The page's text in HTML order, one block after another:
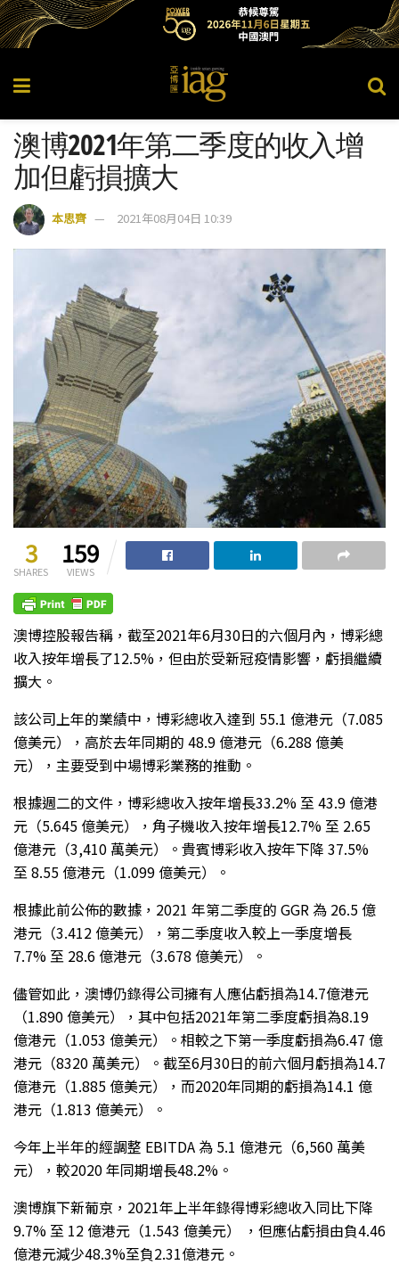
澳博2021年第二季度的收入增
加但虧損擴大
本思齊 2021年08月04日 10:39
3
SHARES
159
VIEWS
澳博控股報告稱，截至2021年6月30日的六個月內，博彩總
收入按年增長了12.5%，但由於受新冠疫情影響，虧損繼續
擴大。
該公司上年的業績中，博彩總收入達到 55.1 億港元（7.085
億美元），高於去年同期的 48.9 億港元（6.288 億美
元），主要受到中場博彩業務的推動。
根據週二的文件，博彩總收入按年增長33.2% 至 43.9 億港
元（5.645 億美元），角子機收入按年增長12.7% 至 2.65
億港元（3,410 萬美元）。貴賓博彩收入按年下降 37.5%
至 8.55 億港元（1.099 億美元）。
根據此前公佈的數據，2021 年第二季度的 GGR 為 26.5 億
港元（3.412 億美元），第二季度收入較上一季度增長
7.7% 至 28.6 億港元（3.678 億美元）。
儘管如此，澳博仍錄得公司擁有人應佔虧損為14.7億港元
（1.890 億美元），其中包括2021年第二季度虧損為8.19
億港元（1.053 億美元）。相較之下第一季度虧損為6.47 億
港元（8320 萬美元）。截至6月30日的前六個月虧損為14.7
億港元（1.885 億美元），而2020年同期的虧損為14.1 億
港元（1.813 億美元）。
今年上半年的經調整 EBITDA 為 5.1 億港元（6,560 萬美
元），較2020 年同期增長48.2%。
澳博旗下新葡京，2021年上半年錄得博彩總收入同比下降
9.7% 至 12 億港元（1.543 億美元） ，但應佔虧損由負4.46
億港元減少48.3%至負2.31億港元。